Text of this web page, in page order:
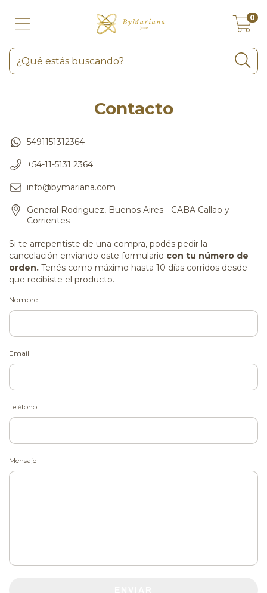
0
Contacto
5491151312364
+54-11-5131 2364
info@bymariana.com
General Rodriguez, Buenos Aires - CABA Callao y
Corrientes
Si te arrepentiste de una compra, podés pedir la
cancelación enviando este formulario con tu número de
orden. Tenés como máximo hasta 10 días corridos desde
que recibiste el producto.
Nombre
Email
Teléfono
Mensaje